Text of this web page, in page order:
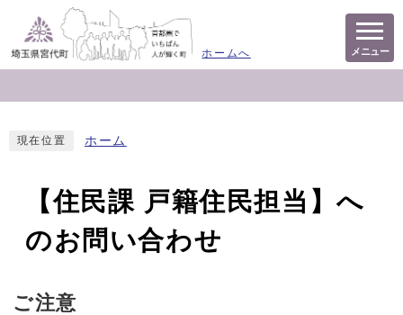
ホームへ メニュー
現在位置 ホーム
【住民課 戸籍住民担当】へ
のお問い合わせ
ご注意